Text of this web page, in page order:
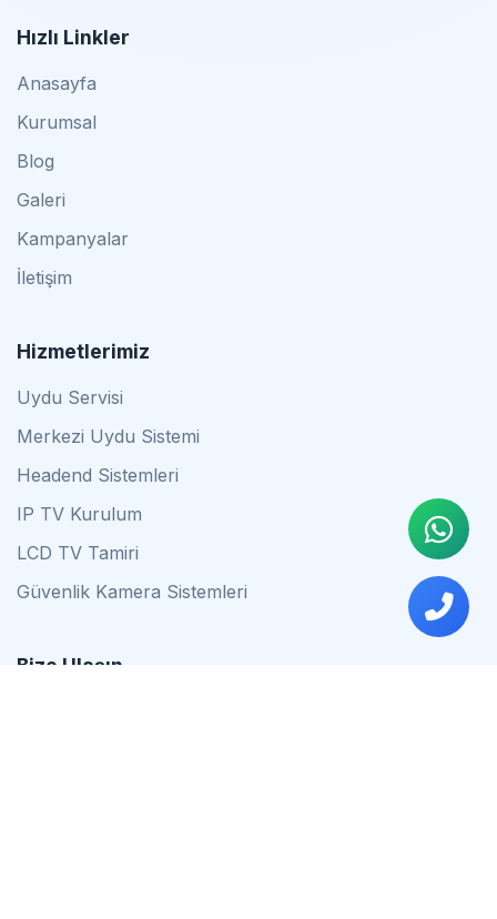
Hızlı Linkler
Anasayfa
Kurumsal
Blog
Galeri
Kampanyalar
İletişim
Hizmetlerimiz
Uydu Servisi
Merkezi Uydu Sistemi
Headend Sistemleri
IP TV Kurulum
LCD TV Tamiri
Güvenlik Kamera Sistemleri
Bize Ulaşın